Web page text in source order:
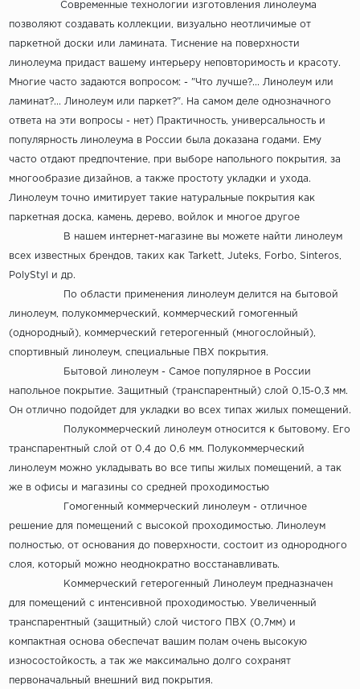
Современные технологии изготовления линолеума
позволяют создавать коллекции, визуально неотличимые от
паркетной доски или ламината. Тиснение на поверхности
линолеума придаст вашему интерьеру неповторимость и красоту.
Многие часто задаются вопросом: - "Что лучше?... Линолеум или
ламинат?... Линолеум или паркет?". На самом деле однозначного
ответа на эти вопросы - нет) Практичность, универсальность и
популярность линолеума в России была доказана годами. Ему
часто отдают предпочтение, при выборе напольного покрытия, за
многообразие дизайнов, а также простоту укладки и ухода.
Линолеум точно имитирует такие натуральные покрытия как
паркетная доска, камень, дерево, войлок и многое другое
В нашем интернет-магазине вы можете найти линолеум
всех известных брендов, таких как Tarkett, Juteks, Forbo, Sinteros,
PolyStyl и др.
По области применения линолеум делится на бытовой
линолеум, полукоммерческий, коммерческий гомогенный
(однородный), коммерческий гетерогенный (многослойный),
спортивный линолеум, специальные ПВХ покрытия.
Бытовой линолеум - Самое популярное в России
напольное покрытие. Защитный (транспарентный) слой 0,15-0,3 мм.
Он отлично подойдет для укладки во всех типах жилых помещений.
Полукоммерческий линолеум относится к бытовому. Его
транспарентный слой от 0,4 до 0,6 мм. Полукоммерческий
линолеум можно укладывать во все типы жилых помещений, а так
же в офисы и магазины со средней проходимостью
Гомогенный коммерческий линолеум - отличное
решение для помещений с высокой проходимостью. Линолеум
полностью, от основания до поверхности, состоит из однородного
слоя, который можно неоднократно восстанавливать.
Коммерческий гетерогенный Линолеум предназначен
для помещений с интенсивной проходимостью. Увеличенный
транспарентный (защитный) слой чистого ПВХ (0,7мм) и
компактная основа обеспечат вашим полам очень высокую
износостойкость, а так же максимально долго сохранят
первоначальный внешний вид покрытия.